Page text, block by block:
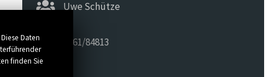
Uwe Schütze
0561/84813
Daten
finden Sie